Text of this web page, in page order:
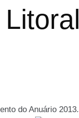
do Anuário